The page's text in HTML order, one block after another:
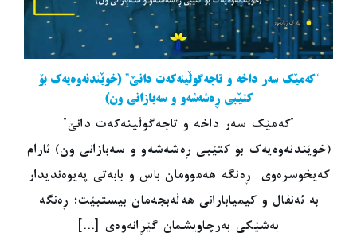
“کەمێک سەر داخە و تاجەگوڵینەکەت دانێ” (خوێندنەوەیەک بۆ
کتێبی ڕەشەشەو و سەبازانی ون)
"کەمێک سەر داخە و تاجەگوڵینەکەت دانێ"
(خوێندنەوەیەک بۆ کتێبی ڕەشەشەو و سەبازانی ون) ئارام
کەیخوسرەوی ڕەنگە هەموومان باس و بابەتی پەیوەندیدار
بە ئەنفال و کیمیابارانی هەڵەبجەمان بیستبێت؛ ڕەنگە
بەشێکی بەرچاویشمان گێڕانەوەی [...]